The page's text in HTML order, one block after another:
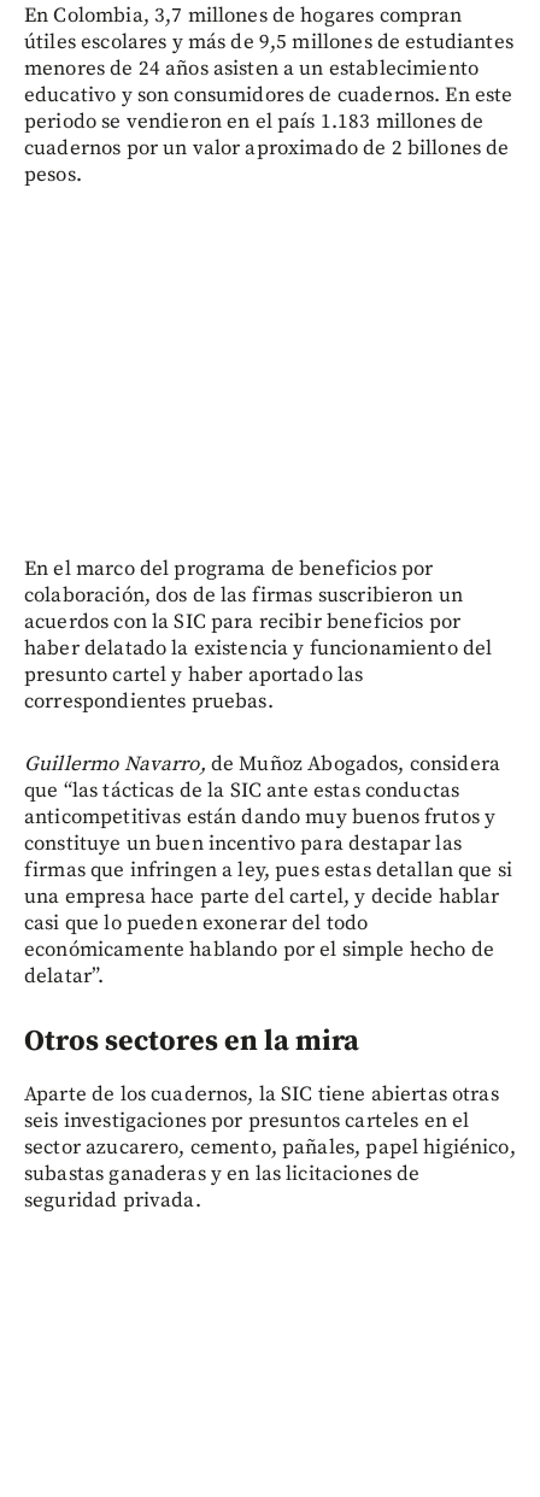
En Colombia, 3,7 millones de hogares compran
útiles escolares y más de 9,5 millones de estudiantes
menores de 24 años asisten a un establecimiento
educativo y son consumidores de cuadernos. En este
periodo se vendieron en el país 1.183 millones de
cuadernos por un valor aproximado de 2 billones de
pesos.
En el marco del programa de beneficios por
colaboración, dos de las firmas suscribieron un
acuerdos con la SIC para recibir beneficios por
haber delatado la existencia y funcionamiento del
presunto cartel y haber aportado las
correspondientes pruebas.
Guillermo Navarro, de Muñoz Abogados, considera
que “las tácticas de la SIC ante estas conductas
anticompetitivas están dando muy buenos frutos y
constituye un buen incentivo para destapar las
firmas que infringen a ley, pues estas detallan que si
una empresa hace parte del cartel, y decide hablar
casi que lo pueden exonerar del todo
económicamente hablando por el simple hecho de
delatar”.
Otros sectores en la mira
Aparte de los cuadernos, la SIC tiene abiertas otras
seis investigaciones por presuntos carteles en el
sector azucarero, cemento, pañales, papel higiénico,
subastas ganaderas y en las licitaciones de
seguridad privada.